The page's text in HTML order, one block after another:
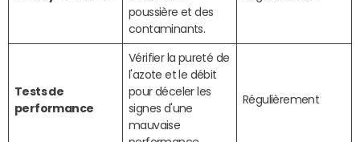
poussière et des
contaminants.
Tests de
performance
Vérifier la pureté de
l'azote et le débit
pour déceler les
signes d'une
mauvaise
Régulièrement